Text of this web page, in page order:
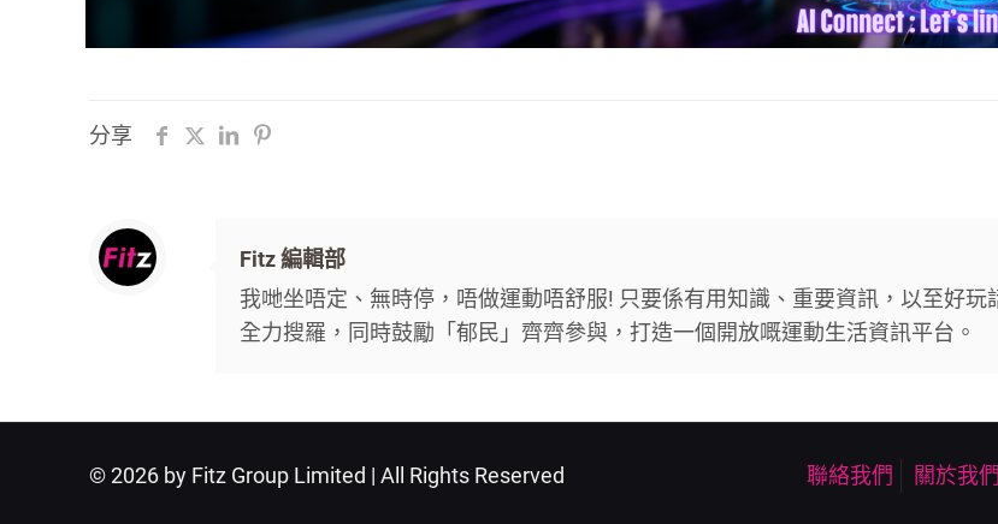
分享
Fitz 編輯部
我哋坐唔定、無時停，唔做運動唔舒服! 只要係有用知識、重要資訊，以至好玩
全力搜羅，同時鼓勵「郁民」齊齊參與，打造一個開放嘅運動生活資訊平台。
© 2026 by Fitz Group Limited | All Rights Reserved 聯絡我們 關於我們